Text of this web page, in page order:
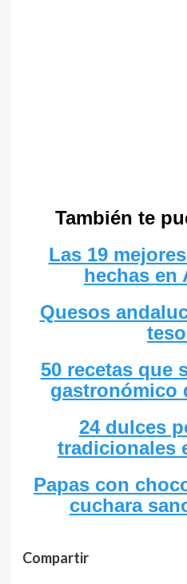
También te
Las 19
hechas en
Quesos
50 recetas que
gastronómico
24 dulces
tradicionales
Papas con
cuchara
Compartir